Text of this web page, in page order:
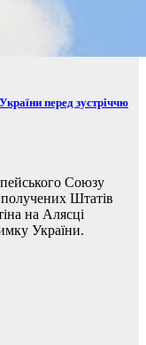
перед зустріччю
Союзу
Штатів
на Алясці
України.